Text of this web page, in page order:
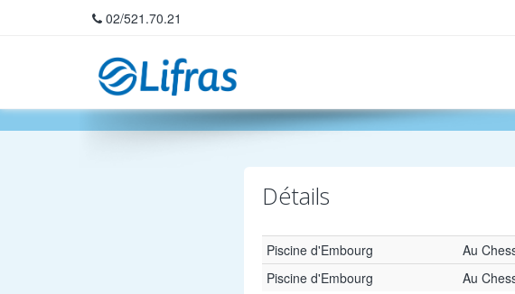
02/521.70.21
Détails
Piscine d'Embourg Au
Piscine d'Embourg
Au